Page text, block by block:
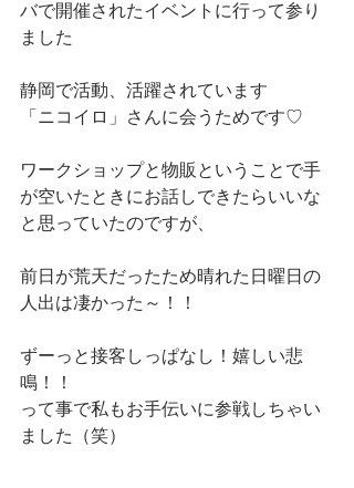
バで開催されたイベントに行って参り
ました
静岡で活動、活躍されています
「ニコイロ」さんに会うためです♡
ワークショップと物販ということで手
が空いたときにお話しできたらいいな
と思っていたのですが、
前日が荒天だったため晴れた日曜日の
人出は凄かった～！！
ずーっと接客しっぱなし！嬉しい悲
鳴！！
って事で私もお手伝いに参戦しちゃい
ました（笑）